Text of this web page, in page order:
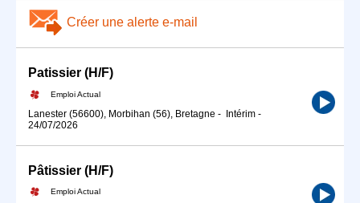
Créer une alerte e-mail
Patissier (H/F)
Emploi Actual
Lanester (56600), Morbihan (56), Bretagne - Intérim -
24/07/2026
Pâtissier (H/F)
Emploi Actual